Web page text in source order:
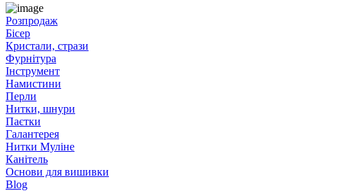
Розпродаж
Бісер
Кристали, стрази
Фурнітура
Інструмент
Намистини
Перли
Нитки, шнури
Паєтки
Галантерея
Нитки Муліне
Канітель
Основи для вишивки
Blog